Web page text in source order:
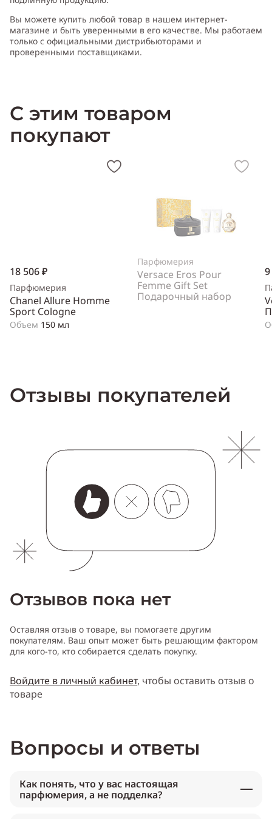
Cодержит ноты:ирис, белый мускус, пудра, зелёный цвет
Вы можете купить любой товар в нашем интернет-
магазине и быть уверенными в его качестве. Мы работаем
только с официальными дистрибьюторами и
проверенными поставщиками.
С этим товаром
покупают
18 506 ₽
Парфюмерия
Chanel Allure Homme
Sport Cologne
Объем 150 мл
Парфюмерия
Versace Eros Pour
Femme Gift Set
Подарочный набор
Отзывы покупателей
Отзывов пока нет
Оставляя отзыв о товаре, вы помогаете другим
покупателям. Ваш опыт может быть решающим фактором
для кого-то, кто собирается сделать покупку.
Войдите в личный кабинет, чтобы оставить отзыв о
товаре
Вопросы и ответы
Как понять, что у вас настоящая
парфюмерия, а не подделка?